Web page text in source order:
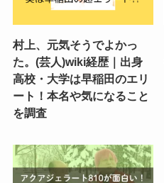
村上、元気そうでよかっ
た。(芸人)wiki経歴｜出身
高校・大学は早稲田のエリ
ート！本名や気になること
を調査